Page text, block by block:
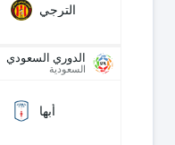
الترجي
الدوري السعودي
السعودية
أبها